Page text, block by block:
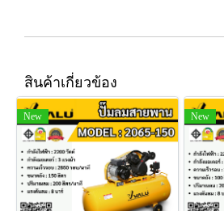
สินค้าเกี่ยวข้อง
New New